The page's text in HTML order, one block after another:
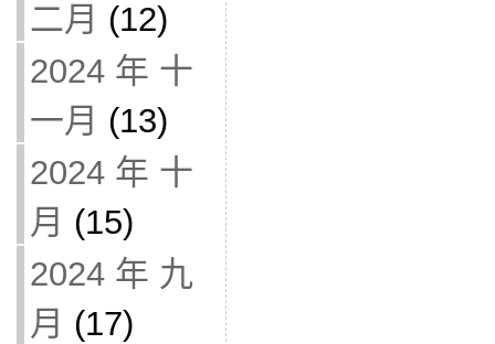
二月 (12)
2024 年 十
一月 (13)
2024 年 十
月 (15)
2024 年 九
月 (17)